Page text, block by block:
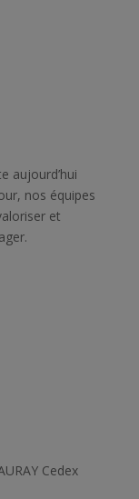
aujourd’hui
nos équipes
et
Cedex